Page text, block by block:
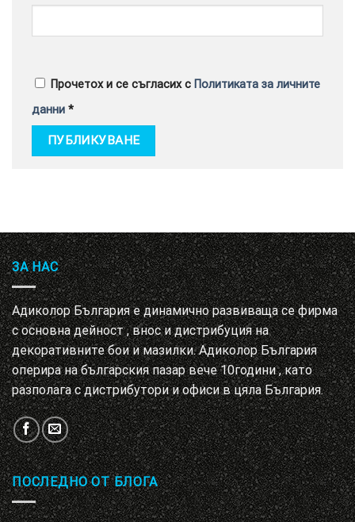
Прочетох и се съгласих с Политиката за личните
данни *
ЗА НАС
Адиколор България е динамично развиваща се фирма
с основна дейност , внос и дистрибуция на
декоративните бои и мазилки. Адиколор България
оперира на българския пазар вече 10години , като
разполага с дистрибутори и офиси в цяла България.
ПОСЛЕДНО ОТ БЛОГА